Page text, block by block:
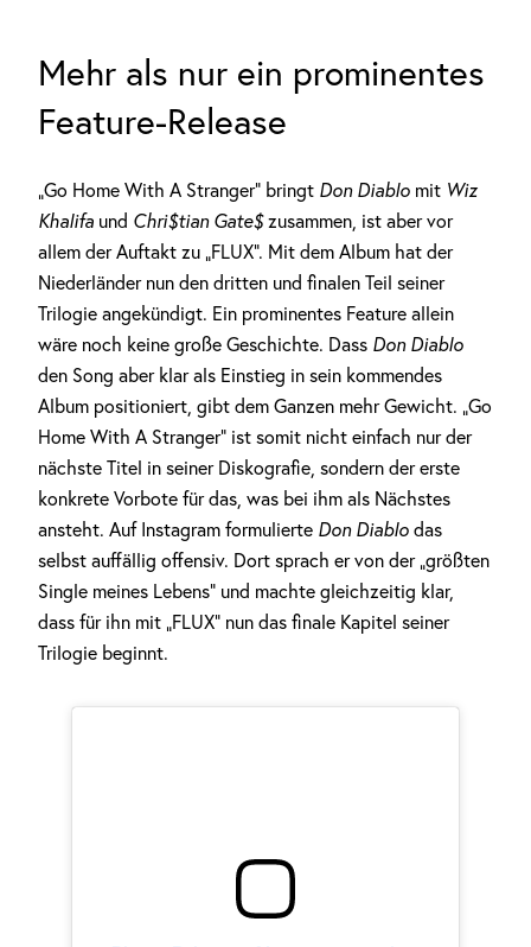
Mehr als nur ein prominentes
Feature-Release
„Go Home With A Stranger“ bringt Don Diablo mit Wiz
Khalifa und Chri$tian Gate$zusammen, ist aber vor
allem der Auftakt zu „FLUX“. Mit dem Album hat der
Niederländer nun den dritten und finalen Teil seiner
Trilogie angekündigt. Ein prominentes Feature allein
wäre noch keine große Geschichte. Dass Don Diablo
den Song aber klar als Einstieg in sein kommendes
Album positioniert, gibt dem Ganzen mehr Gewicht. „Go
Home With A Stranger“ ist somit nicht einfach nur der
nächste Titel in seiner Diskografie, sondern der erste
konkrete Vorbote für das, was bei ihm als Nächstes
ansteht. Auf Instagram formulierte Don Diablo das
selbst auffällig offensiv. Dort sprach er von der „größten
Single meines Lebens“ und machte gleichzeitig klar,
dass für ihn mit „FLUX“ nun das finale Kapitel seiner
Trilogie beginnt.